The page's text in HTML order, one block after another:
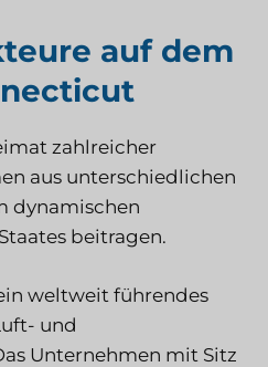
auf dem
zahlreicher
aus unterschiedlichen
dynamischen
beitragen.
weltweit führendes
und
Unternehmen mit Sitz